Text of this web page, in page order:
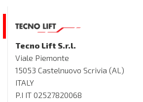
Tecno Lift S.r.l.
Viale Piemonte
15053 Castelnuovo Scrivia (AL)
ITALY
P.I IT 02527820068